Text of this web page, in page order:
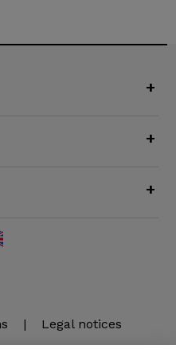
+
+
+
| Legal notices